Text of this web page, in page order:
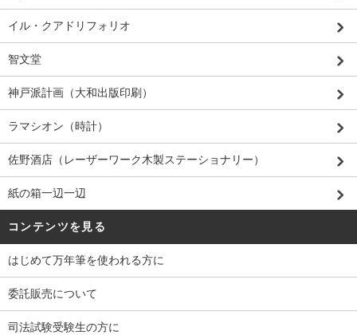
イル・クアドリフォリオ
智文堂
神戸派計画（大和出版印刷）
ラマシオン（時計）
佐野酒店（レーザーワーク木製ステーショナリー）
紙の箱一辺一辺
コンテンツを見る
はじめて万年筆を使われる方に
委託販売について
司法試験受験生の方に